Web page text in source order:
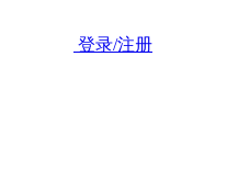
登录/注册